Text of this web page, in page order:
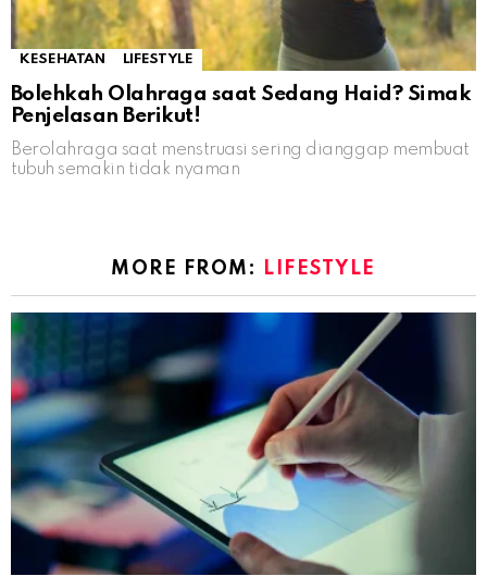
KESEHATAN LIFESTYLE
Bolehkah Olahraga saat Sedang Haid? Simak
Penjelasan Berikut!
Berolahraga saat menstruasi sering dianggap membuat
tubuh semakin tidak nyaman
MORE FROM: LIFESTYLE